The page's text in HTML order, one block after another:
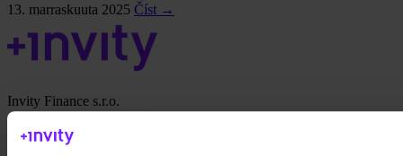
13. marraskuuta 2025 Číst →
Invity Finance s.r.o.
Kundratka 2359/17a 180 00 Praha 8 Tšekki